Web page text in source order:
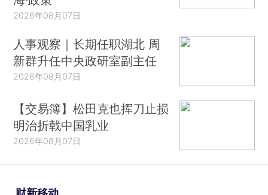
2026年08月07日
人事观察｜长期任职湖北 周
新群升任中央政研室副主任
2026年08月07日
【交易簿】松田克也挥刀止损
明治折戟中国乳业
2026年08月07日